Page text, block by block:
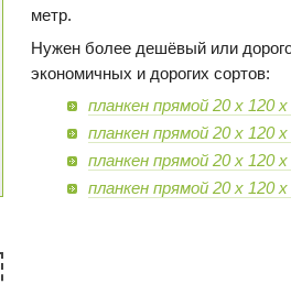
метр.
Нужен более дешёвый или
экономичных и дорогих сортов:
планкен прямой 20 х 120
планкен прямой 20 х 120
планкен прямой 20 х 120
планкен прямой 20 х 120